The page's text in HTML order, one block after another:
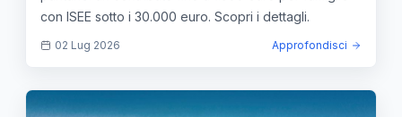
con ISEE sotto i 30.000 euro. Scopri i dettagli.
02 Lug 2026 Approfondisci